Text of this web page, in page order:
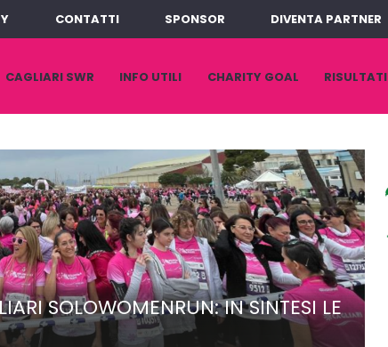
CONTATTI SPONSOR DIVENTA PARTNER
VAI
CAGLIARI SWR INFO UTILI CHARITY GOAL RISULTATI
SOLOWOMENRUN: IN SINTESI LE